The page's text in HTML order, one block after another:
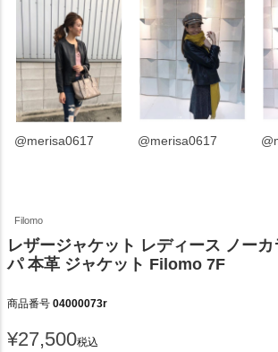
@merisa0617 @merisa0617
Filomo
レザージャケット レディース ノー
パ 本革 ジャケット Filomo 7F
商品番号 04000073r
¥27,500税込